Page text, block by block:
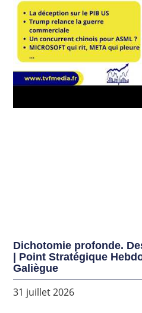
Dichotomie profonde.
| Point Stratégique
Galiègue
31 juillet 2026